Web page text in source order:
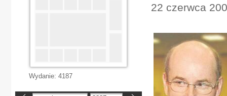
22 czerwca
Wydanie: 4187